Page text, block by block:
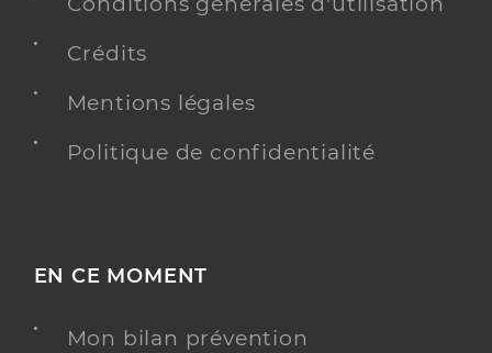
Crédits
Mentions légales
Politique de confidentialité
EN CE MOMENT
Mon bilan prévention